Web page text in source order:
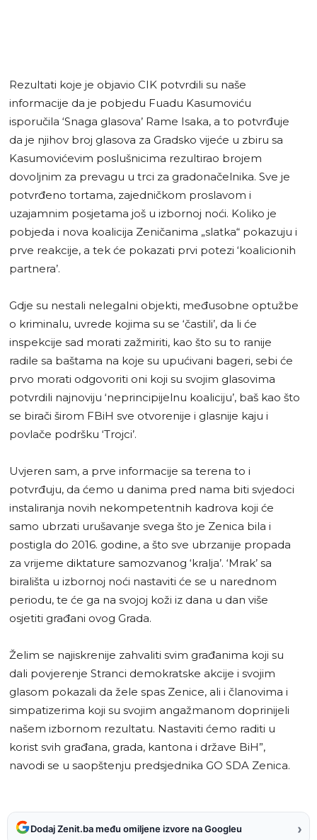
Rezultati koje je objavio CIK potvrdili su naše
informacije da je pobjedu Fuadu Kasumoviću
isporučila ‘Snaga glasova’ Rame Isaka, a to potvrđuje
da je njihov broj glasova za Gradsko vijeće u zbiru sa
Kasumovićevim poslušnicima rezultirao brojem
dovoljnim za prevagu u trci za gradonačelnika. Sve je
potvrđeno tortama, zajedničkom proslavom i
uzajamnim posjetama još u izbornoj noći. Koliko je
pobjeda i nova koalicija Zeničanima „slatka“ pokazuju i
prve reakcije, a tek će pokazati prvi potezi ‘koalicionih
partnera’.
Gdje su nestali nelegalni objekti, međusobne optužbe
o kriminalu, uvrede kojima su se ‘častili’, da li će
inspekcije sad morati zažmiriti, kao što su to ranije
radile sa baštama na koje su upućivani bageri, sebi će
prvo morati odgovoriti oni koji su svojim glasovima
potvrdili najnoviju ‘neprincipijelnu koaliciju’, baš kao što
se birači širom FBiH sve otvorenije i glasnije kaju i
povlače podršku ‘Trojci’.
Uvjeren sam, a prve informacije sa terena to i
potvrđuju, da ćemo u danima pred nama biti svjedoci
instaliranja novih nekompetentnih kadrova koji će
samo ubrzati urušavanje svega što je Zenica bila i
postigla do 2016. godine, a što sve ubrzanije propada
za vrijeme diktature samozvanog ‘kralja’. ‘Mrak’ sa
birališta u izbornoj noći nastaviti će se u narednom
periodu, te će ga na svojoj koži iz dana u dan više
osjetiti građani ovog Grada.
Želim se najiskrenije zahvaliti svim građanima koji su
dali povjerenje Stranci demokratske akcije i svojim
glasom pokazali da žele spas Zenice, ali i članovima i
simpatizerima koji su svojim angažmanom doprinijeli
našem izbornom rezultatu. Nastaviti ćemo raditi u
korist svih građana, grada, kantona i države BiH”,
navodi se u saopštenju predsjednika GO SDA Zenica.
Dodaj Zenit.ba među omiljene izvore na Googleu ›